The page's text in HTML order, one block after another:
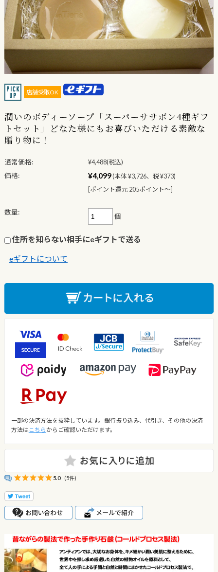
店舗受取OK
潤いのボディーソープ「スーパーササボン4種ギフ
トセット」どなた様にもお喜びいただける素敵な
贈り物に！
通常価格: ¥4,488(税込)
価格:
¥4,099(本体 ¥3,726、税 ¥373)
[ポイント還元 205ポイント〜]
数量:
個
住所を知らない相手にeギフトで送る
eギフトについて
一部の決済方法を抜粋しています。銀行振り込み、代引き、その他の決済
方法は こちら からご確認いただけます。
5.0 (5件)